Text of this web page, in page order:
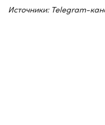
Источники: Telegram-